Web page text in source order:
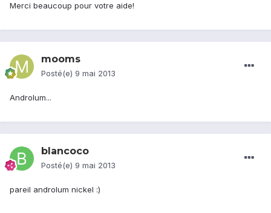
Merci beaucoup pour votre aide!
mooms
Posté(e) 9 mai 2013
Androlum...
blancoco
Posté(e) 9 mai 2013
pareil androlum nickel :)